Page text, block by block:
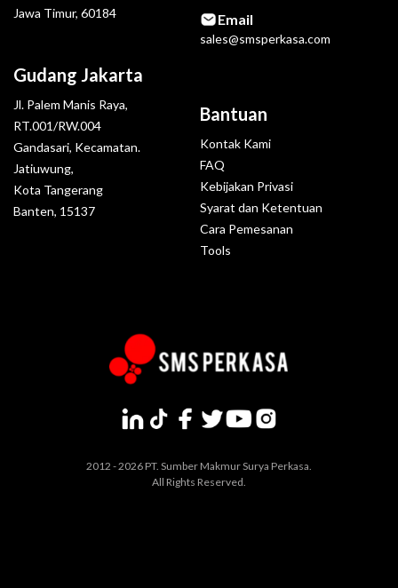
Jawa Timur, 60184
Gudang Jakarta
Jl. Palem Manis Raya,
RT.001/RW.004
Gandasari, Kecamatan.
Jatiuwung,
Kota Tangerang
Banten, 15137
Email
sales@smsperkasa.com
Bantuan
Kontak Kami
FAQ
Kebijakan Privasi
Syarat dan Ketentuan
Cara Pemesanan
Tools
2012 - 2026 PT. Sumber Makmur Surya Perkasa.
All Rights Reserved.